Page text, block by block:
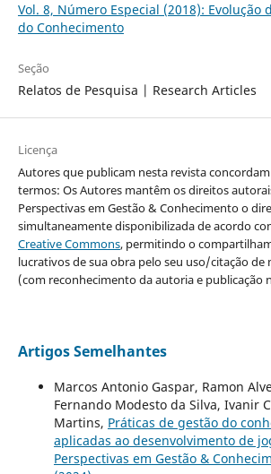
Vol. 8, Número Especial (2018): Evolução
do Conhecimento
Seção
Relatos de Pesquisa | Research Articles
Licença
Autores que publicam nesta revista
termos: Os Autores mantêm os direitos
Perspectivas em Gestão & Conhecimento o
simultaneamente disponibilizada de acordo
Creative Commons, permitindo o
lucrativos de sua obra pelo seu uso/citação
(com reconhecimento da autoria e publicação
Artigos Semelhantes
Marcos Antonio Gaspar, Ramon
Fernando Modesto da Silva, Ivanir
Martins, Práticas de gestão do
aplicadas ao desenvolvimento de
Perspectivas em Gestão &